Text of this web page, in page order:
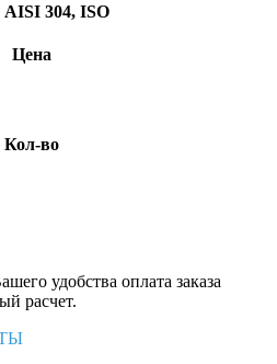
AISI 304, ISO
Цена
Кол-во
удобства оплата заказа
расчет.